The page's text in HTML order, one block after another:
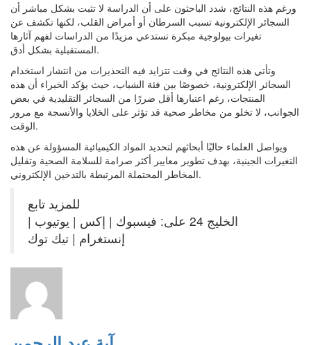
ورغم هذه النتائج، شدد الباحثون على أن الدراسة لا تثبت بشكل مباشر أن
السجائر الإلكترونية تسبب السرطان أو أمراض القلب، لكنها تكشف عن
تغيرات بيولوجية مبكرة تستدعي مزيدًا من الدراسات لفهم آثارها
المستقبلية بشكل أدق.
وتأتي هذه النتائج في وقت تتزايد فيه التحذيرات من انتشار استخدام
السجائر الإلكترونية، خصوصًا بين فئة الشباب، حيث يؤكد الخبراء أن هذه
المنتجات، رغم اعتبارها أقل ضررًا من السجائر التقليدية في بعض
الجوانب، لا تخلو من مخاطر صحية قد تؤثر على الخلايا والأنسجة مع مرور
الوقت.
ويواصل العلماء حاليًا أبحاثهم لتحديد المواد الكيميائية المسؤولة عن هذه
التغيرات الجينية، بهدف تطوير معايير أكثر صرامة للسلامة الصحية وتقليل
المخاطر المحتملة المرتبطة بالتدخين الإلكتروني.
للمزيد تابع
الخليج 24 على: فيسبوك | إكس | يوتيوب |
إنستغرام | تيك توك